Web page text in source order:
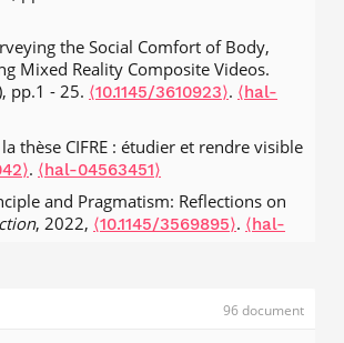
the Social Comfort of Body,
Mixed Reality Composite Videos.
pp.1 - 25. ⟨10.1145/3610923⟩. ⟨hal-
thèse CIFRE : étudier et rendre visible
. ⟨hal-04563451⟩
and Pragmatism: Reflections on
, 2022, ⟨10.1145/3569895⟩. ⟨hal-
96 document